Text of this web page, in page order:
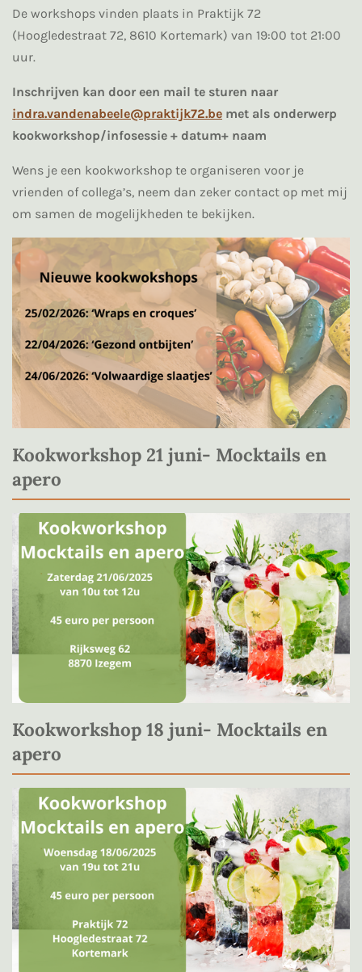
De workshops vinden plaats in Praktijk 72
(Hoogledestraat 72, 8610 Kortemark) van 19:00 tot 21:00
uur.
Inschrijven kan door een mail te sturen naar
indra.vandenabeele@praktijk72.be met als onderwerp
kookworkshop/infosessie + datum+ naam
Wens je een kookworkshop te organiseren voor je
vrienden of collega’s, neem dan zeker contact op met mij
om samen de mogelijkheden te bekijken.
Kookworkshop 21 juni- Mocktails en
apero
Kookworkshop 18 juni- Mocktails en
apero